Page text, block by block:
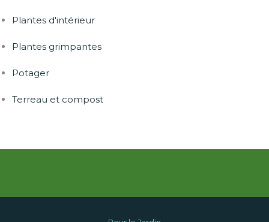
Plantes d'intérieur
Plantes grimpantes
Potager
Terreau et compost